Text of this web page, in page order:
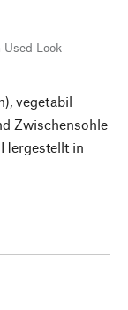
Look
vegetabil
Zwischensohle
in